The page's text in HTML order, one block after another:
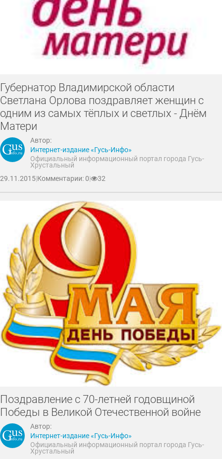
Губернатор Владимирской области
Светлана Орлова поздравляет женщин с
одним из самых тёплых и светлых - Днём
Матери
Автор:
Интернет-издание «Гусь-Инфо»
Официальный информационный портал города Гусь-
Хрустальный
29.11.2015|Комментарии: 0| 32
Поздравление с 70-летней годовщиной
Победы в Великой Отечественной войне
Автор:
Интернет-издание «Гусь-Инфо»
Официальный информационный портал города Гусь-
Хрустальный